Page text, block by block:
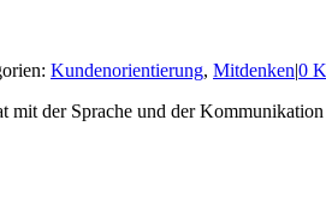
Kundenorientierung, Mitdenken|0
der Sprache und der